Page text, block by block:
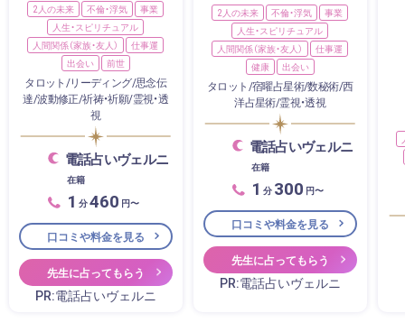
2人の未来
不倫・浮気
事業
人生・スピリチュアル
人間関係（家族・友人）
仕事運
出会い
前世
タロット/リーディング/思念伝
達/波動修正/祈祷・祈願/霊視・透
視
電話占いヴェルニ
在籍
1 分460 円〜
口コミや料金を見る
先生に占ってもらう
PR:電話占いヴェルニ
2人の未来
不倫・浮気
事業
人生・スピリチュアル
人間関係（家族・友人）
仕事運
健康
出会い
タロット/宿曜占星術/数秘術/西
洋占星術/霊視・透視
電話占いヴェルニ
在籍
1 分 300 円〜
口コミや料金を見る
先生に占ってもらう
PR:電話占いヴェルニ